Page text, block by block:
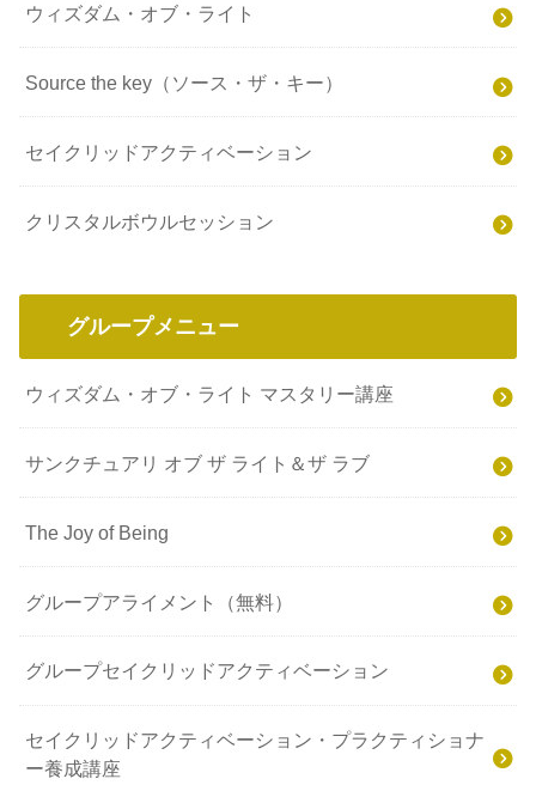
ウィズダム・オブ・ライト
Source the key（ソース・ザ・キー）
セイクリッドアクティベーション
クリスタルボウルセッション
グループメニュー
ウィズダム・オブ・ライト マスタリー講座
サンクチュアリ オブ ザ ライト＆ザ ラブ
The Joy of Being
グループアライメント（無料）
グループセイクリッドアクティベーション
セイクリッドアクティベーション・プラクティショナ
ー養成講座